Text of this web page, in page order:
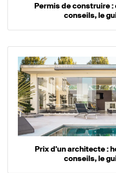
Permis de construire
conseils, le
Prix d'un architecte :
conseils, le